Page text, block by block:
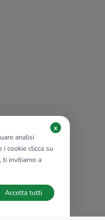
analisi
i cookie clicca su
ti invitiamo a
x
Accetta tutti